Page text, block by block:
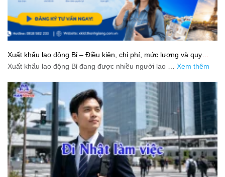
Xuất khẩu lao động Bỉ – Điều kiện, chi phí, mức lương và quy
trình chuẩn cho người lao động
Xuất khẩu lao động Bỉ đang được nhiều người lao … Xem thêm